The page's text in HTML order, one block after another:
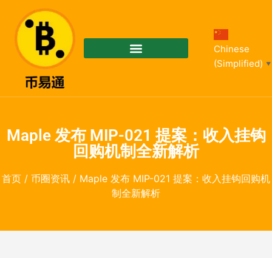
Chinese
(Simplified)
▼
Maple 发布 MIP-021 提案：收入挂钩
回购机制全新解析
首页 / 币圈资讯 / Maple 发布 MIP-021 提案：收入挂钩回购机
制全新解析